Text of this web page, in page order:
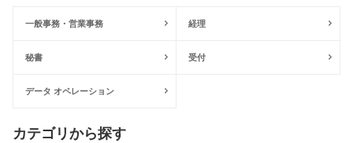
一般事務・営業事務 経理
秘書 受付
データ オペレーション
カテゴリから探す